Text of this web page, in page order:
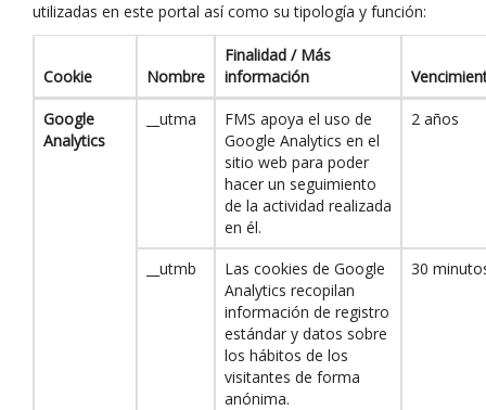
utilizadas en este portal así como su tipología y función:
Cookie Nombre
Finalidad / Más
información
Google
Analytics
__utma FMS apoya el uso de
Google Analytics en el
sitio web para poder
hacer un seguimiento
de la actividad realizada
en él.
2 años
__utmb
Las cookies de Google
Analytics recopilan
información de registro
estándar y datos sobre
los hábitos de los
visitantes de forma
anónima.
30